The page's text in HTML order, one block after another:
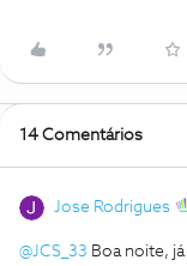
14 Comentários
Jose Rodrigues
@JCS_33 Boa noite,